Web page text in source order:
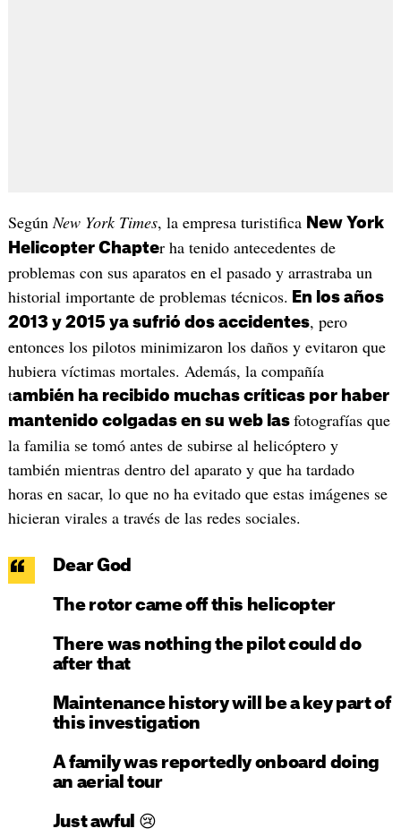
SegúnNew York Times, la empresa turistifica New York
Helicopter Chapter ha tenido antecedentes de
problemas con sus aparatos en el pasado y arrastraba un
historial importante de problemas técnicos. En los años
2013 y 2015 ya sufrió dos accidentes, pero
entonces los pilotos minimizaron los daños y evitaron que
hubiera víctimas mortales. Además, la compañía
también ha recibido muchas críticas por haber
mantenido colgadas en su web las fotografías que
la familia se tomó antes de subirse al helicóptero y
también mientras dentro del aparato y que ha tardado
horas en sacar, lo que no ha evitado que estas imágenes se
hicieran virales a través de las redes sociales.
Dear God
The rotor came off this helicopter
There was nothing the pilot could do
after that
Maintenance history will be a key part of
this investigation
A family was reportedly onboard doing
an aerial tour
Just awful 😢